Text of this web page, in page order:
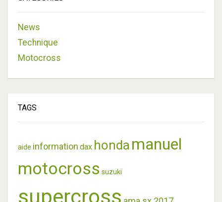
Manuels d'utilisateur et manuels d'atelier des motos Yamaha
Kawasaki
Manuels d'utilisateur et manuels d'atelier Kawasaki
News
Technique
Motocross
TAGS
aide information dax honda manuel
motocross suzuki
supercross